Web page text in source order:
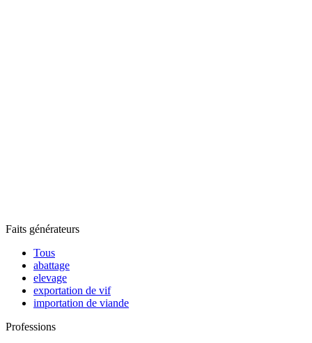
Faits générateurs
Tous
abattage
elevage
exportation de vif
importation de viande
Professions